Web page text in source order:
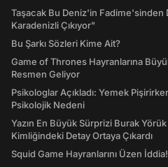
Taşacak Bu Deniz'in
Karadenizli Çıkıyor"
Bu Şarkı Sözleri Kime Ait?
Game of Thrones Hayranlarına
Resmen Geliyor
Psikologlar Açıkladı: Yemek
Psikolojik Nedeni
Yazın En Büyük Sürprizi Burak
Kimliğindeki Detay Ortaya Çıkardı
Squid Game Hayranlarını Üzen